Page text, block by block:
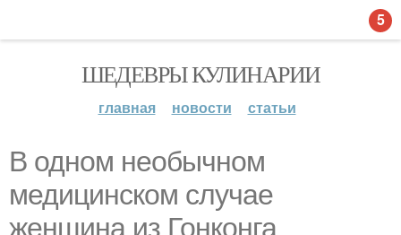
ШЕДЕВРЫ КУЛИНАРИИ
главная новости статьи
В одном необычном
медицинском случае
женщина из Гонконга
5